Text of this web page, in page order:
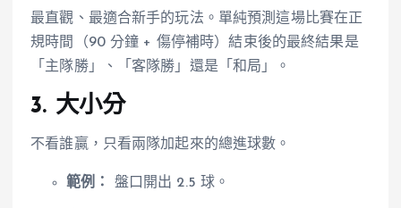
最直觀、最適合新手的玩法。單純預測這場比賽在正
規時間（90 分鐘 + 傷停補時）結束後的最終結果是
「主隊勝」、「客隊勝」還是「和局」。
3. 大小分
不看誰贏，只看兩隊加起來的總進球數。
範例： 盤口開出 2.5 球。